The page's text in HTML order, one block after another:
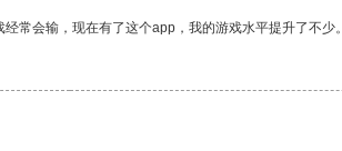
常会输，现在有了这个app，我的游戏水平提升了不少。